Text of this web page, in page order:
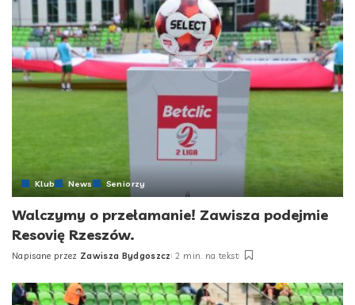
Klub News Seniorzy
Walczymy o przełamanie! Zawisza podejmie
Resovię Rzeszów.
Posted
Napisane przez Zawisza Bydgoszcz 2 min. na tekst